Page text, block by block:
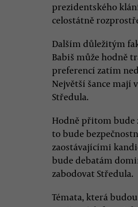
prezidentského
celostátně
Dalším důležitým
Babiš může hodně
preferencí zatím
Největší šance mají
Středula.
Hodně přitom bude
to bude
zaostávajícími
bude debatám
zabodovat Středula.
Témata, která